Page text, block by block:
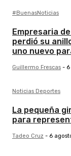
#BuenasNoticias
Empresaria
perdió su
uno nuevo
Guillermo Frescas -
Noticias Deportes
La pequeña
para
Tadeo Cruz - 6